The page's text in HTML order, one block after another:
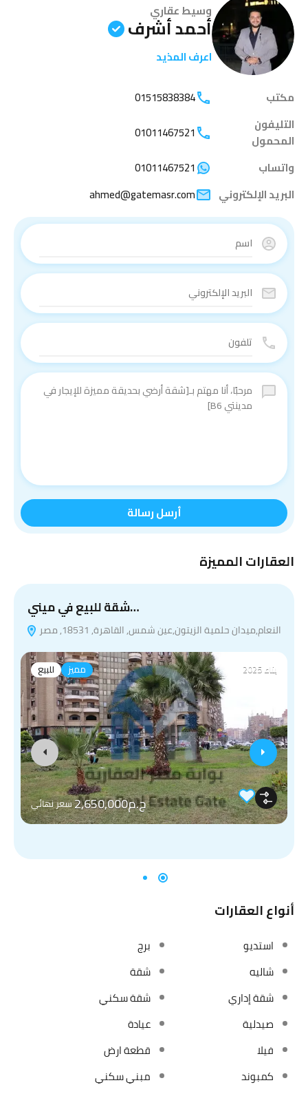
وسيط عقاري
أحمد أشرف
اعرف المذيد
مكتب
01515838384
التليفون
المحمول
01011467521
واتساب
01011467521
البريد الإلكتروني
ahmed@gatemasr.com
أرسل رسالة
العقارات المميزة
شقة للبيع في ميني…
النعام,ميدان حلمية الزيتون,عين شمس, القاهرة, 18531, مصر
للبيع مميز بناء 2025
ج.م2,650,000
سعر نهائي
أنواع العقارات
استديو
برج
شاليه
شقة
شقة إداري
شقة سكني
صيدلية
عيادة
فيلا
قطعة ارض
كمبوند
مبني سكني